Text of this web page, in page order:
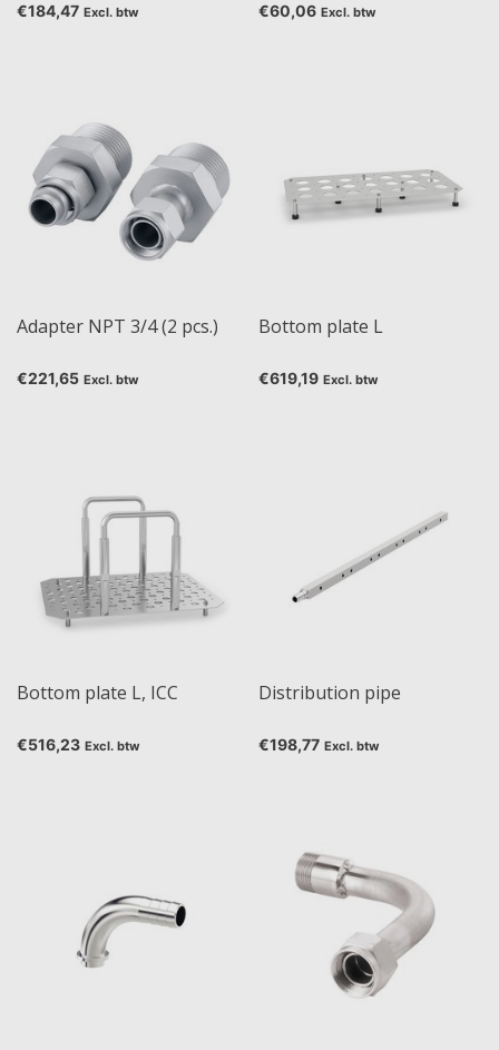
€184,47 Excl. btw €60,06 Excl. btw
Adapter NPT 3/4 (2 pcs.)
€221,65 Excl. btw
Bottom plate L
€619,19 Excl. btw
Bottom plate L, ICC
€516,23 Excl. btw
Distribution pipe
€198,77 Excl. btw